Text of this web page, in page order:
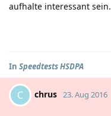
aufhalte interessant sein.
In Speedtests HSDPA
C chrus 23. Aug 2016